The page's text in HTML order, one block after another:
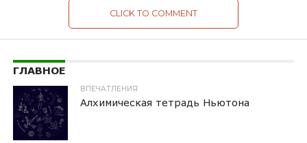
CLICK TO COMMENT
ГЛАВНОЕ
ВПЕЧАТЛЕНИЯ
Алхимическая тетрадь Ньютона